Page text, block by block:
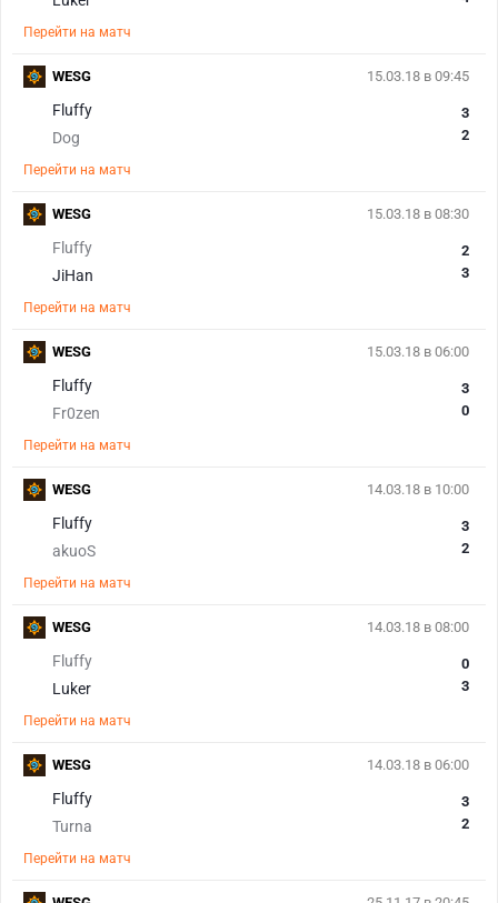
Перейти на матч
15.03.18 в 09:45
Fluffy
Dog
3
2
Перейти на матч
WESG
15.03.18 в 08:30
Fluffy
JiHan
2
3
Перейти на матч
WESG
15.03.18 в 06:00
Fluffy
Fr0zen
3
0
Перейти на матч
WESG
14.03.18 в 10:00
Fluffy
akuoS
3
2
Перейти на матч
WESG
14.03.18 в 08:00
Fluffy
Luker
0
3
Перейти на матч
WESG
14.03.18 в 06:00
Fluffy
Turna
3
2
Перейти на матч
WESG